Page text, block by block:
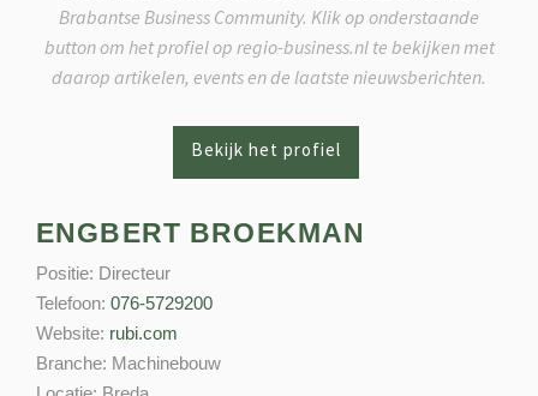
Brabantse Business Community. Klik op onderstaande
button om het profiel op regio-business.nl te bekijken met
daarop artikelen, events en de laatste nieuwsberichten.
ENGBERT BROEKMAN
Positie: Directeur
Telefoon: 076-5729200
Website: rubi.com
Branche: Machinebouw